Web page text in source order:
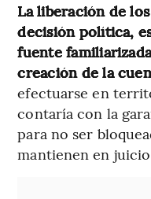
La liberación de
decisión política,
fuente
creación de la
efectuarse en
contaría con la
para no ser
mantienen en